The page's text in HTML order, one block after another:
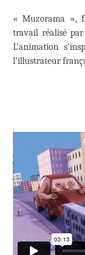
« Muzorama »,
travail réalisé par
L’animation
l’illustrateur